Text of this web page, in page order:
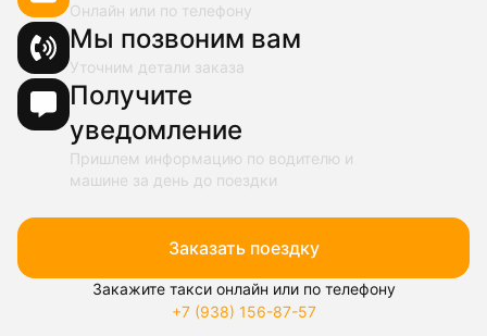
Онлайн или по телефону
Мы позвоним вам
Уточним детали заказа
Получите
уведомление
Пришлем информацию по водителю и
машине за день до поездки
Заказать поездку
Закажите такси онлайн или по телефону
+7 (938) 156-87-57